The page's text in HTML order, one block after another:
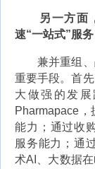
另一方面
速“一站式”服
兼并重组、
重要手段。首
大做强的发
Pharmapace
能力；通过收
服务能力；通
术AI、大数据